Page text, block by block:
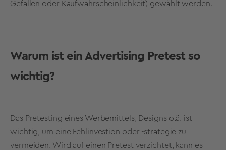
Gefallen oder Kaufwahrscheinlichkeit) gewählt werden.
Warum ist ein Advertising Pretest so
wichtig?
Das Pretesting eines Werbemittels, Designs o.ä. ist
wichtig, um eine Fehlinvestion oder -strategie zu
vermeiden. Wird auf einen Pretest verzichtet, kann es